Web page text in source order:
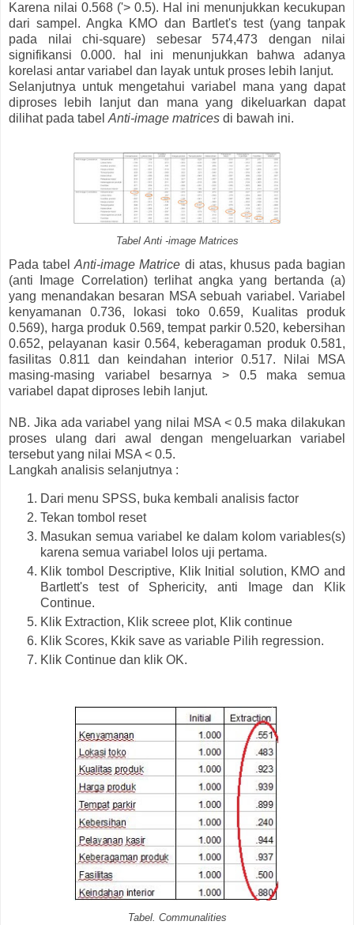
Karena nilai 0.568 ('> 0.5). Hal ini menunjukkan kecukupan
dari sampel. Angka KMO dan Bartlet's test (yang tanpak
pada nilai chi-square) sebesar 574,473 dengan nilai
signifikansi 0.000. hal ini menunjukkan bahwa adanya
korelasi antar variabel dan layak untuk proses lebih lanjut.
Selanjutnya untuk mengetahui variabel mana yang dapat
diproses lebih lanjut dan mana yang dikeluarkan dapat
dilihat pada tabel Anti-image matrices di bawah ini.
Tabel Anti -image Matrices
Pada tabelAnti-image Matrice di atas, khusus pada bagian
(anti Image Correlation) terlihat angka yang bertanda (a)
yang menandakan besaran MSA sebuah variabel. Variabel
kenyamanan 0.736, lokasi toko 0.659, Kualitas produk
0.569), harga produk 0.569, tempat parkir 0.520, kebersihan
0.652, pelayanan kasir 0.564, keberagaman produk 0.581,
fasilitas 0.811 dan keindahan interior 0.517. Nilai MSA
masing-masing variabel besarnya > 0.5 maka semua
variabel dapat diproses lebih lanjut.
NB. Jika ada variabel yang nilai MSA < 0.5 maka dilakukan
proses ulang dari awal dengan mengeluarkan variabel
tersebut yang nilai MSA < 0.5.
Langkah analisis selanjutnya :
Dari menu SPSS, buka kembali analisis factor
Tekan tombol reset
Masukan semua variabel ke dalam kolom variables(s)
karena semua variabel lolos uji pertama.
Klik tombol Descriptive, Klik Initial solution, KMO and
Bartlett's test of Sphericity, anti Image dan Klik
Continue.
Klik Extraction, Klik screee plot, Klik continue
Klik Scores, Kkik save as variable Pilih regression.
Klik Continue dan klik OK.
Tabel. Communalities